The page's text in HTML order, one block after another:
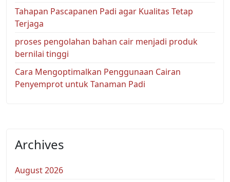
Tahapan Pascapanen Padi agar Kualitas Tetap
Terjaga
proses pengolahan bahan cair menjadi produk
bernilai tinggi
Cara Mengoptimalkan Penggunaan Cairan
Penyemprot untuk Tanaman Padi
Archives
August 2026